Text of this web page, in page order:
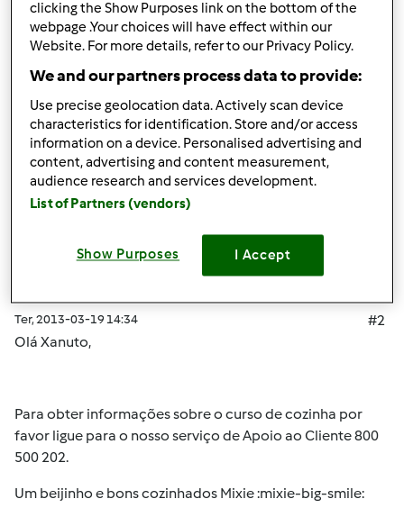
Topo
Iniciar sessão ou registe-se aqui
para escrever
comentários
Mixie (não verificado)
Ter, 2013-03-19 14:34
#2
Olá Xanuto,
Para obter informações sobre o curso de cozinha por
favor ligue para o nosso serviço de Apoio ao Cliente 800
500 202.
Um beijinho e bons cozinhados Mixie :mixie-big-smile:
clicking the Show Purposes link on the bottom of the
webpage .Your choices will have effect within our
Website. For more details, refer to our Privacy Policy.
We and our partners process data to provide:
Use precise geolocation data. Actively scan device
characteristics for identification. Store and/or access
information on a device. Personalised advertising and
content, advertising and content measurement,
audience research and services development.
List of Partners (vendors)
Show Purposes I Accept